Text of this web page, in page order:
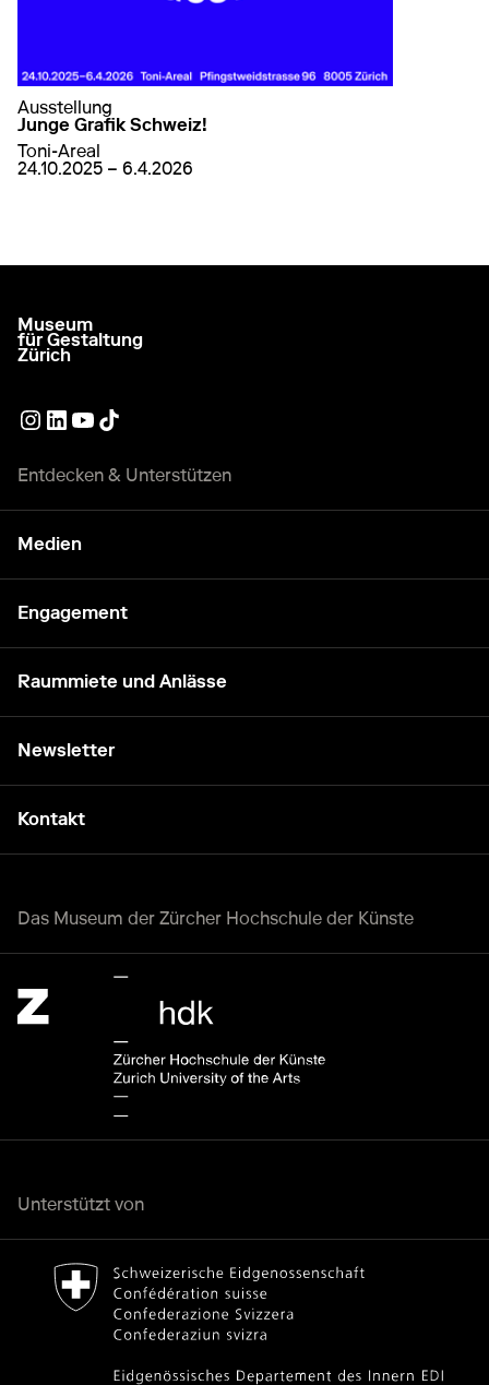
Ausstellung
Junge Grafik Schweiz!
Toni-Areal
von24. Oktober 2025
24.10.2025 – 6.4.2026
zur Startseite gehen
Museum
für Gestaltung
Zürich
Externer Link
Externer Link
Externer Link
Externer Link
Entdecken & Unterstützen
Medien
Engagement
Raummiete und Anlässe
Newsletter
Kontakt
Das Museum der Zürcher Hochschule der Künste
Unterstützt von